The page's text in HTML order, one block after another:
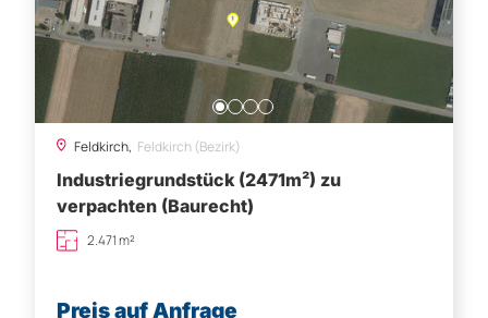
Feldkirch, Feldkirch (Bezirk)
Industriegrundstück (2471m²) zu
verpachten (Baurecht)
2.471 m²
Preis auf Anfrage